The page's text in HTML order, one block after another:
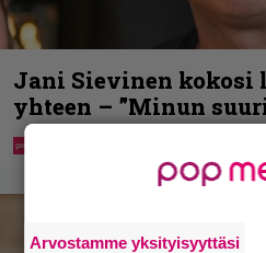
Jani Sievinen kokosi
yhteen – ”Minun
Arvostamme yksityisyyttäsi